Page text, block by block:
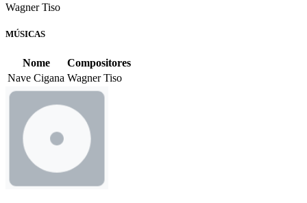
Wagner Tiso
MÚSICAS
Nome
Compositores
Nave Cigana Wagner Tiso